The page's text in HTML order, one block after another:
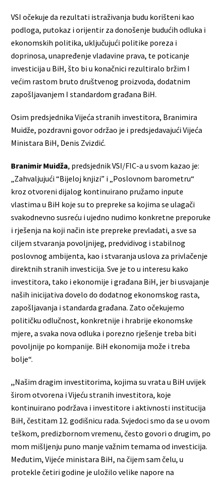
VSI očekuje da rezultati istraživanja budu korišteni kao
podloga, putokaz i orijentir za donošenje budućih odluka i
ekonomskih politika, uključujući politike poreza i
doprinosa, unapređenje vladavine prava, te poticanje
investicija u BiH, što bi u konačnici rezultiralo bržim I
većim rastom bruto društvenog proizvoda, dodatnim
zapošljavanjem I standardom građana BiH.
Osim predsjednika Vijeća stranih investitora, Branimira
Muidže, pozdravni govor održao je i predsjedavajući Vijeća
Ministara BiH, Denis Zvizdić.
Branimir Muidža, predsjednik VSI/FIC-a u svom kazao je:
„Zahvaljujući “Bijeloj knjizi” i „Poslovnom barometru“
kroz otvoreni dijalog kontinuirano pružamo inpute
vlastima u BiH koje su to prepreke sa kojima se ulagači
svakodnevno susreću i ujedno nudimo konkretne preporuke
i rješenja na koji način iste prepreke prevladati, a sve sa
ciljem stvaranja povoljnijeg, predvidivog i stabilnog
poslovnog ambijenta, kao i stvaranja uslova za privlačenje
direktnih stranih investicija. Sve je to u interesu kako
investitora, tako i ekonomije i građana BiH, jer bi usvajanje
naših inicijativa dovelo do dodatnog ekonomskog rasta,
zapošljavanja i standarda građana. Zato očekujemo
političku odlučnost, konkretnije i hrabrije ekonomske
mjere, a svaka nova odluka i porezno rješenje treba biti
povoljnije po kompanije. BiH ekonomija može i treba
bolje“.
,,Našim dragim investitorima, kojima su vrata u BiH uvijek
širom otvorena i Vijeću stranih investitora, koje
kontinuirano podržava i investitore i aktivnosti institucija
BiH, čestitam 12. godišnicu rada. Svjedoci smo da se u ovom
teškom, predizbornom vremenu, često govori o drugim, po
mom mišljenju puno manje važnim temama od investicija.
Međutim, Vijeće ministara BiH, na čijem sam čelu, u
protekle četiri godine je uložilo velike napore na